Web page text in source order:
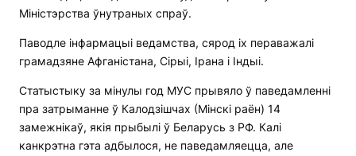
Міністэрства ўнутраных спраў.
Паводле інфармацыі ведамства, сярод іх пераважалі
грамадзяне Афганістана, Сірыі, Ірана і Індыі.
Статыстыку за мінулы год МУС прывяло ў паведамленні
пра затрыманне ў Калодзішчах (Мінскі раён) 14
замежнікаў, якія прыбылі ў Беларусь з РФ. Калі
канкрэтна гэта адбылося, не паведамляецца, але